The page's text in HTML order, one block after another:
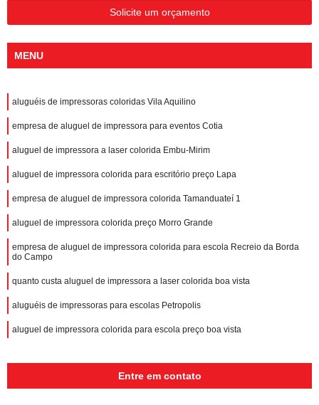
Solicite um orçamento
MENU
aluguéis de impressoras coloridas Vila Aquilino
empresa de aluguel de impressora para eventos Cotia
aluguel de impressora a laser colorida Embu-Mirim
aluguel de impressora colorida para escritório preço Lapa
empresa de aluguel de impressora colorida Tamanduateí 1
aluguel de impressora colorida preço Morro Grande
empresa de aluguel de impressora colorida para escola Recreio da Borda
do Campo
quanto custa aluguel de impressora a laser colorida boa vista
aluguéis de impressoras para escolas Petropolis
aluguel de impressora colorida para escola preço boa vista
Entre em contato